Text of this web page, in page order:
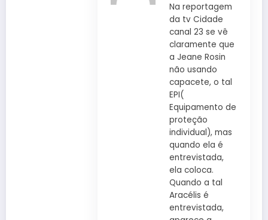
Na reportagem
da tv Cidade
canal 23 se vê
claramente que
a Jeane Rosin
não usando
capacete, o tal
EPI(
Equipamento de
proteção
individual), mas
quando ela é
entrevistada,
ela coloca.
Quando a tal
Aracélis é
entrevistada,